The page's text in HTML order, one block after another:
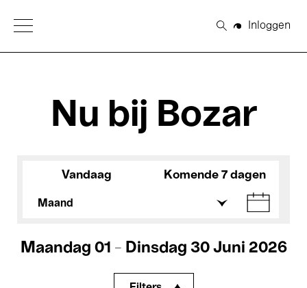
Open Menu
Zoeken
Inloggen
Nu bij Bozar
Vandaag Komende 7 dagen
Maand
Maandag 01 - Dinsdag 30 Juni 2026